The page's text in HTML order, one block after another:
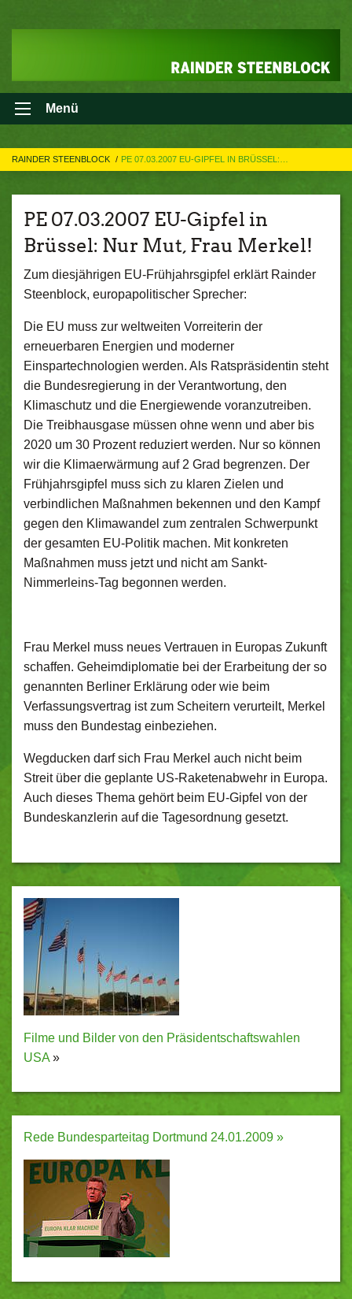
Menü
RAINDER STEENBLOCK PE 07.03.2007 EU-GIPFEL IN BRÜSSEL:…
PE 07.03.2007 EU-Gipfel in
Brüssel: Nur Mut, Frau Merkel!
Zum diesjährigen EU-Frühjahrsgipfel erklärt Rainder
Steenblock, europapolitischer Sprecher:
Die EU muss zur weltweiten Vorreiterin der
erneuerbaren Energien und moderner
Einspartechnologien werden. Als Ratspräsidentin steht
die Bundesregierung in der Verantwortung, den
Klimaschutz und die Energiewende voranzutreiben.
Die Treibhausgase müssen ohne wenn und aber bis
2020 um 30 Prozent reduziert werden. Nur so können
wir die Klimaerwärmung auf 2 Grad begrenzen. Der
Frühjahrsgipfel muss sich zu klaren Zielen und
verbindlichen Maßnahmen bekennen und den Kampf
gegen den Klimawandel zum zentralen Schwerpunkt
der gesamten EU-Politik machen. Mit konkreten
Maßnahmen muss jetzt und nicht am Sankt-
Nimmerleins-Tag begonnen werden.
Frau Merkel muss neues Vertrauen in Europas Zukunft
schaffen. Geheimdiplomatie bei der Erarbeitung der so
genannten Berliner Erklärung oder wie beim
Verfassungsvertrag ist zum Scheitern verurteilt, Merkel
muss den Bundestag einbeziehen.
Wegducken darf sich Frau Merkel auch nicht beim
Streit über die geplante US-Raketenabwehr in Europa.
Auch dieses Thema gehört beim EU-Gipfel von der
Bundeskanzlerin auf die Tagesordnung gesetzt.
Filme und Bilder von den Präsidentschaftswahlen
USA »
Rede Bundesparteitag Dortmund 24.01.2009 »